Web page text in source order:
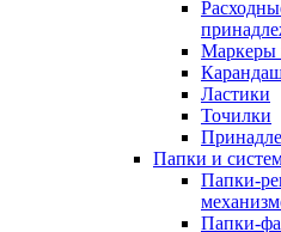
Маркеры
Ластики
Точилки
Папки и
Папки-
Папки-